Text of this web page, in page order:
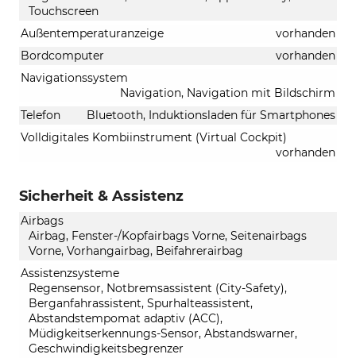
Touchscreen
Außentemperaturanzeige
vorhanden
Bordcomputer
vorhanden
Navigationssystem
Navigation, Navigation mit Bildschirm
Telefon
Bluetooth, Induktionsladen für Smartphones
Volldigitales Kombiinstrument (Virtual Cockpit)
vorhanden
Sicherheit & Assistenz
Airbags
Airbag, Fenster-/Kopfairbags Vorne, Seitenairbags
Vorne, Vorhangairbag, Beifahrerairbag
Assistenzsysteme
Regensensor, Notbremsassistent (City-Safety),
Berganfahrassistent, Spurhalteassistent,
Abstandstempomat adaptiv (ACC),
Müdigkeitserkennungs-Sensor, Abstandswarner,
Geschwindigkeitsbegrenzer